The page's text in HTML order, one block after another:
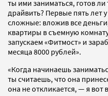
ты ими заниматься, готов
драйвить? Первые пять лет
сложные: вложив все
квартиры в съемную
запускаем «Фитмост» и
месяца 8000 рублей».
«Когда начинаешь
ты считаешь, что она
она не откликается, — я вот